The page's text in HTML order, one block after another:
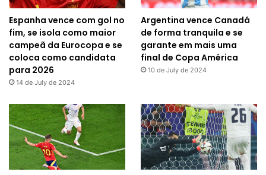
Espanha vence com gol no
fim, se isola como maior
campeã da Eurocopa e se
coloca como candidata
para 2026
14 de July de 2024
Argentina vence Canadá
de forma tranquila e se
garante em mais uma
final de Copa América
10 de July de 2024